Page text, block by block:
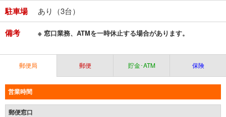
駐車場 あり（3台）
備考 ※ 窓口業務、ATMを一時休止する場合があります。
郵便局 郵便 貯金･ATM 保険
営業時間
郵便窓口